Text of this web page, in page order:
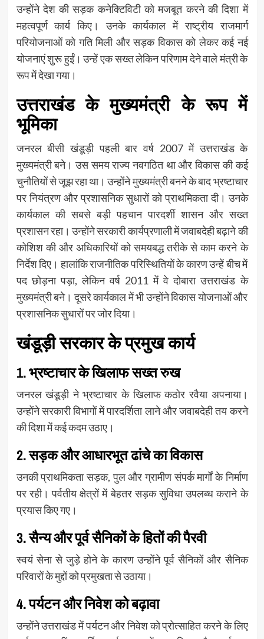
उन्होंने देश की सड़क कनेक्टिविटी को मजबूत करने की दिशा में
महत्वपूर्ण कार्य किए। उनके कार्यकाल में राष्ट्रीय राजमार्ग
परियोजनाओं को गति मिली और सड़क विकास को लेकर कई नई
योजनाएं शुरू हुईं। उन्हें एक सख्त लेकिन परिणाम देने वाले मंत्री के
रूप में देखा गया।
उत्तराखंड के मुख्यमंत्री के रूप में
भूमिका
जनरल बीसी खंडूड़ी पहली बार वर्ष 2007 में उत्तराखंड के
मुख्यमंत्री बने। उस समय राज्य नवगठित था और विकास की कई
चुनौतियों से जूझ रहा था। उन्होंने मुख्यमंत्री बनने के बाद भ्रष्टाचार
पर नियंत्रण और प्रशासनिक सुधारों को प्राथमिकता दी। उनके
कार्यकाल की सबसे बड़ी पहचान पारदर्शी शासन और सख्त
प्रशासन रहा। उन्होंने सरकारी कार्यप्रणाली में जवाबदेही बढ़ाने की
कोशिश की और अधिकारियों को समयबद्ध तरीके से काम करने के
निर्देश दिए। हालांकि राजनीतिक परिस्थितियों के कारण उन्हें बीच में
पद छोड़ना पड़ा, लेकिन वर्ष 2011 में वे दोबारा उत्तराखंड के
मुख्यमंत्री बने। दूसरे कार्यकाल में भी उन्होंने विकास योजनाओं और
प्रशासनिक सुधारों पर जोर दिया।
खंडूड़ी सरकार के प्रमुख कार्य
1. भ्रष्टाचार के खिलाफ सख्त रुख
जनरल खंडूड़ी ने भ्रष्टाचार के खिलाफ कठोर रवैया अपनाया।
उन्होंने सरकारी विभागों में पारदर्शिता लाने और जवाबदेही तय करने
की दिशा में कई कदम उठाए।
2. सड़क और आधारभूत ढांचे का विकास
उनकी प्राथमिकता सड़क, पुल और ग्रामीण संपर्क मार्गों के निर्माण
पर रही। पर्वतीय क्षेत्रों में बेहतर सड़क सुविधा उपलब्ध कराने के
प्रयास किए गए।
3. सैन्य और पूर्व सैनिकों के हितों की पैरवी
स्वयं सेना से जुड़े होने के कारण उन्होंने पूर्व सैनिकों और सैनिक
परिवारों के मुद्दों को प्रमुखता से उठाया।
4. पर्यटन और निवेश को बढ़ावा
उन्होंने उत्तराखंड में पर्यटन और निवेश को प्रोत्साहित करने के लिए